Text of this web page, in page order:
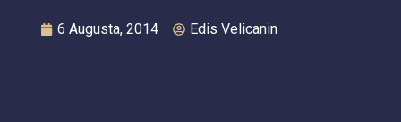
6 Augusta, 2014 Edis Velicanin